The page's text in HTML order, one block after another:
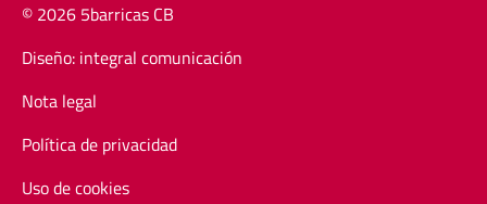
© 2026 5barricas CB
Diseño: integral comunicación
Nota legal
Política de privacidad
Uso de cookies